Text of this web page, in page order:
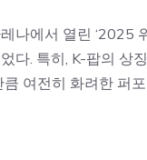
나에서 열린 ‘2025
다. 특히, K-팝의 상
여전히 화려한 퍼